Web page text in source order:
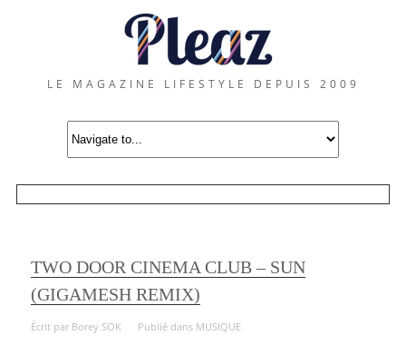
LE MAGAZINE LIFESTYLE DEPUIS 2009
TWO DOOR CINEMA CLUB – SUN
(GIGAMESH REMIX)
Écrit par Borey SOK Publié dans MUSIQUE